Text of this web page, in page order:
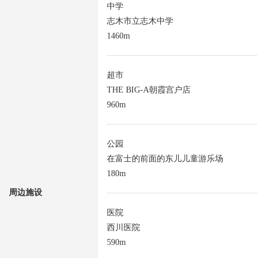
周边施设
中学
志木市立志木中学
1460m
超市
THE BIG-A朝霞宫户店
960m
公园
在富士的前面的东儿儿童游乐场
180m
医院
西川医院
590m